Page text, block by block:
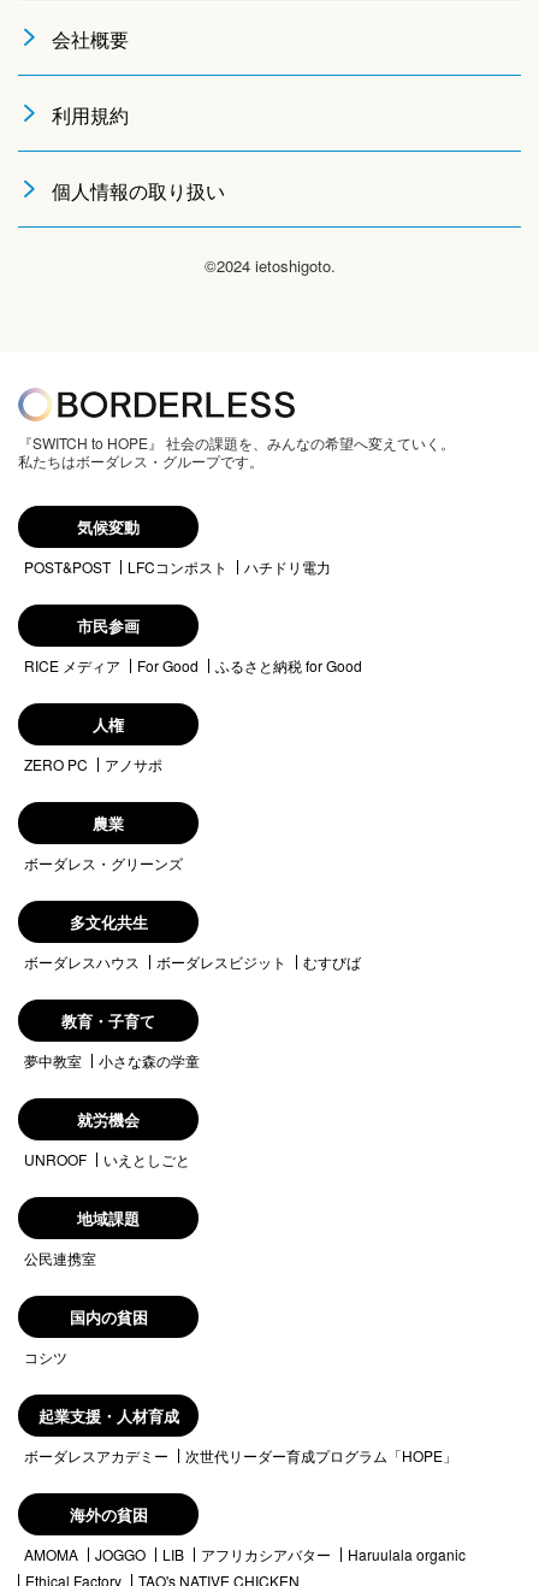
会社概要
利用規約
個人情報の取り扱い
©2024 ietoshigoto.
『SWITCH to HOPE』 社会の課題を、みんなの希望へ変えていく。
私たちはボーダレス・グループです。
気候変動
POST&POST LFCコンポスト ハチドリ電力
市民参画
RICE メディア For Good ふるさと納税 for Good
人権
ZERO PC アノサポ
農業
ボーダレス・グリーンズ
多文化共生
ボーダレスハウス ボーダレスビジット むすびば
教育・子育て
夢中教室 小さな森の学童
就労機会
UNROOF いえとしごと
地域課題
公民連携室
国内の貧困
コシツ
起業支援・人材育成
ボーダレスアカデミー 次世代リーダー育成プログラム「HOPE」
海外の貧困
AMOMA JOGGO LIB アフリカシアバター
Haruulala organic
Ethical Factory
TAO's NATIVE CHICKEN